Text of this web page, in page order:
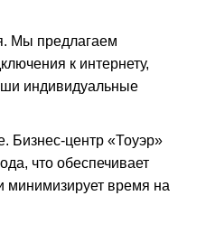
Мы предлагаем
к интернету,
индивидуальные
Бизнес-центр «Тоуэр»
что обеспечивает
минимизирует время на